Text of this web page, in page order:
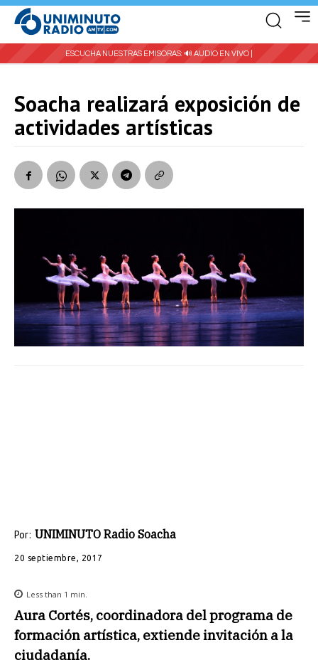
ESCUCHA NUESTRAS EMISORAS: 🔊 AUDIO EN VIVO |
Soacha realizará exposición de
actividades artísticas
Por: UNIMINUTO Radio Soacha
20 septiembre, 2017
Less than 1 min.
Aura Cortés, coordinadora del programa de
formación artística, extiende invitación a la
ciudadanía.